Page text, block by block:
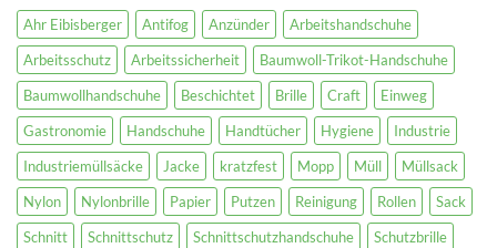
Ahr Eibisberger Antifog Anzünder
Arbeitshandschuhe
Arbeitsschutz
Arbeitssicherheit
Baumwoll-Trikot-Handschuhe
Baumwollhandschuhe
Beschichtet Brille Craft
Einweg
Gastronomie
Handschuhe Handtücher Hygiene
Industrie
Industriemüllsäcke
Jacke kratzfest Mopp Müll
Müllsack
Nylon
Nylonbrille Papier Putzen Reinigung Rollen
Sack
Schnitt
Schnittschutz Schnittschutzhandschuhe
Schutzbrille